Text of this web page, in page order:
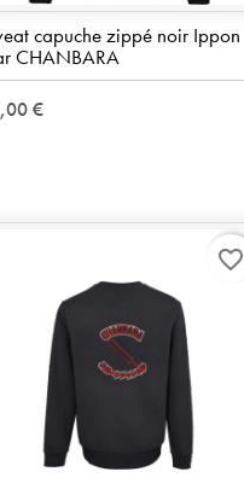
capuche zippé noir Ippon
CHANBARA
€
favorite_border